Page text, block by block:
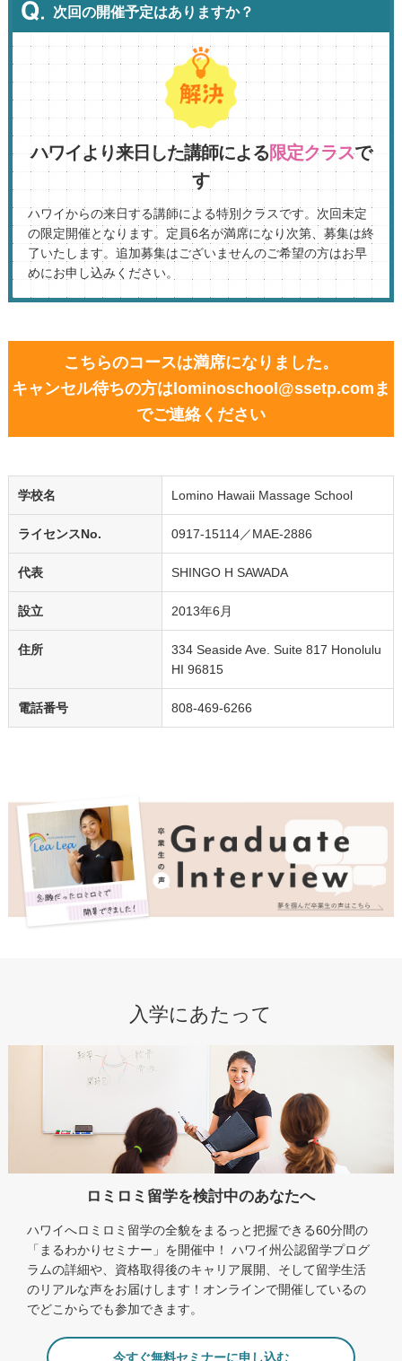
次回の開催予定はありますか？
ハワイより来日した講師による限定クラスで
す
ハワイからの来日する講師による特別クラスです。次回未定
の限定開催となります。定員6名が満席になり次第、募集は終
了いたします。追加募集はございませんのご希望の方はお早
めにお申し込みください。
こちらのコースは満席になりました。
キャンセル待ちの方はlominoschool@ssetp.comま
でご連絡ください
学校名 Lomino Hawaii Massage School
ライセンスNo. 0917-15114／MAE-2886
代表 SHINGO H SAWADA
設立 2013年6月
住所
334 Seaside Ave. Suite 817 Honolulu
HI 96815
電話番号 808-469-6266
入学にあたって
ロミロミ留学を検討中のあなたへ
ハワイへロミロミ留学の全貌をまるっと把握できる60分間の
「まるわかりセミナー」を開催中！ ハワイ州公認留学プログ
ラムの詳細や、資格取得後のキャリア展開、そして留学生活
のリアルな声をお届けします！オンラインで開催しているの
でどこからでも参加できます。
今すぐ無料セミナーに申し込む